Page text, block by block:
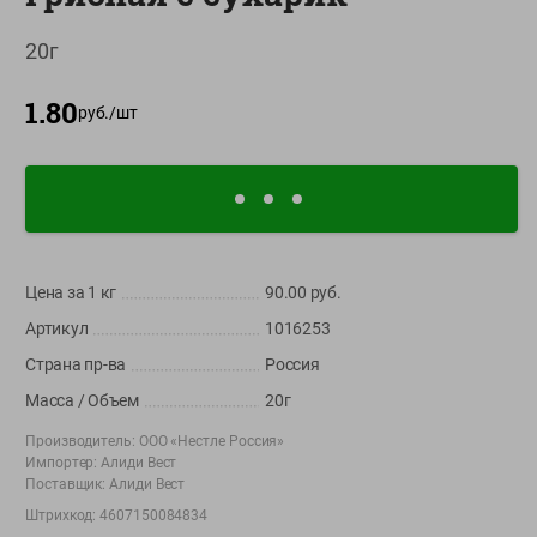
Мой Green
Приложение Green c
App
Google
+375 44 560-60-61
Время работы Call-центра: Пн.- Пт. с 09.00 до 17.00, СБ, ВС -
shop@green-market.by
20г
1.80руб./шт
Цена за 1 кг 90.00 руб.
Артикул
1016253
Страна пр-ва
Россия
Масса / Объем
20г
Производитель: ООО «Нестле Россия»
Импортер:Алиди Вест
Поставщик:Алиди Вест
Штрихкод:4607150084834